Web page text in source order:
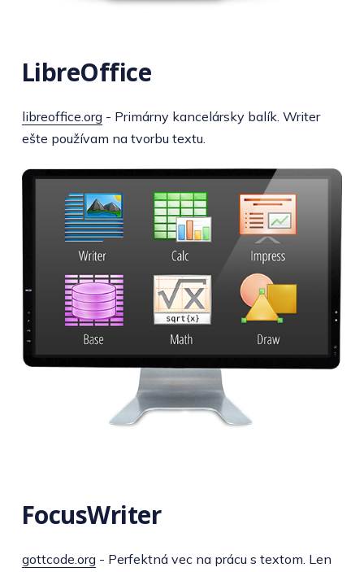
LibreOffice
libreoffice.org- Primárny kancelársky balík. Writer
ešte používam na tvorbu textu.
FocusWriter
gottcode.org- Perfektná vec na prácu s textom. Len